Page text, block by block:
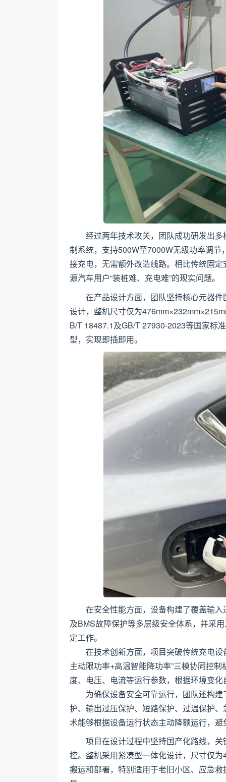
经过两年技术攻关，团队成功研发出
制系统，支持500W至7000W无级功率调
接充电，无需额外改造线路。相比传统固
源汽车用户“装桩难、充电难”的现实问题。
在产品设计方面，团队坚持核心元器
设计，整机尺寸仅为
B/T 18487.1及GB/T 27930-2023等国家标
型，实现即插即用。
在安全性能方面，设备构建了覆盖输
及BMS故障保护等多层级安全体系，并采
定工作。
在技术创新方面，项目突破传统充电
主动限功率+高温智能降功率”三模协同控
度、电压、电流等运行参数，根据环境变
为确保设备安全可靠运行，团队还构
护、输出过压保护、短路保护、过温保护
术能够根据设备运行状态主动降额运行，
项目在设计过程中坚持国产化路线，
控。整机采用紧凑型一体化设计，尺寸仅
搬运和部署，特别适用于老旧小区、应急